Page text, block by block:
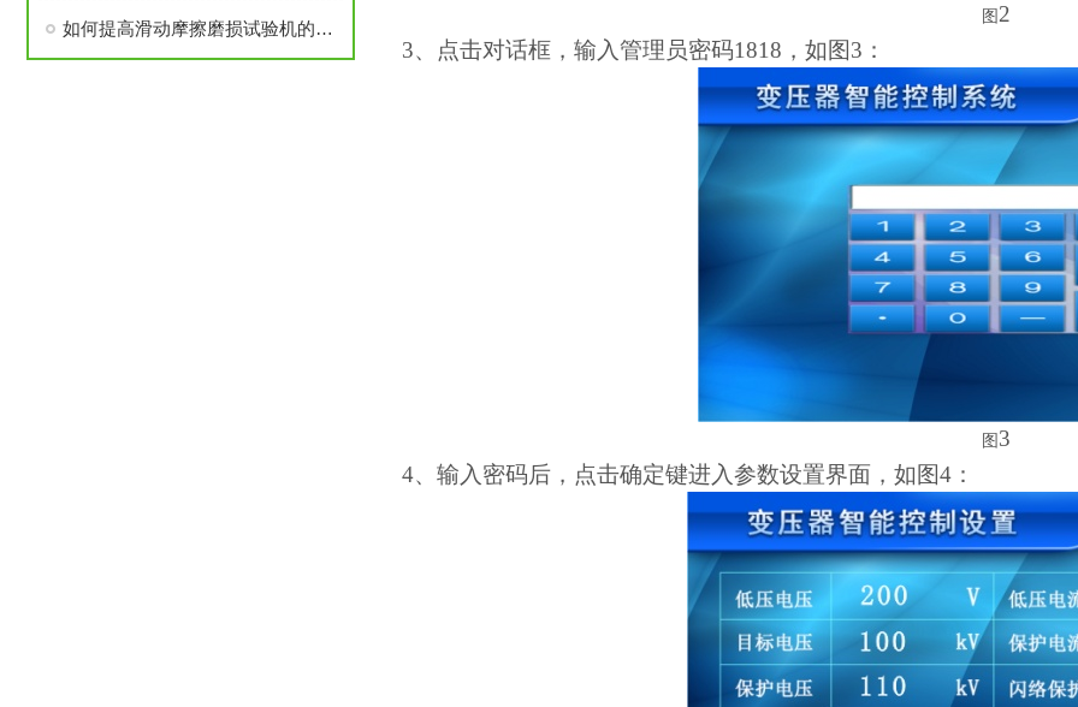
如何提高滑动摩擦磨损试验机的使用寿命？
图 2
3、点击对话框，输入管理员密码1818，如图3：
图 3
4、输入密码后，点击确定键进入参数设置界面，如图4：